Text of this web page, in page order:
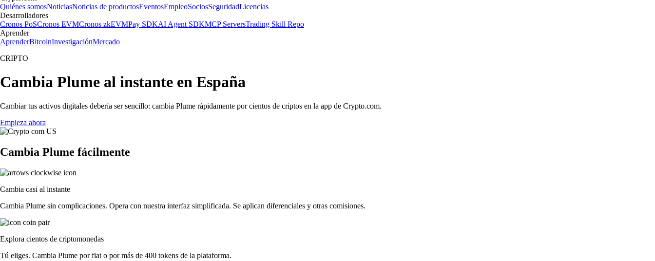
Quiénes somosNoticiasNoticias de productosEventosEmpleoSociosSeguridadLicencias
Desarrolladores
Cronos PoSCronos EVMCronos zkEVMPay SDKAI Agent SDKMCP ServersTrading Skill Repo
Aprender
AprenderBitcoinInvestigaciónMercado
CRIPTO
Cambia Plume al instante en España
Cambiar tus activos digitales debería ser sencillo: cambia Plume rápidamente por cientos de criptos en la app de Crypto.com.
Empieza ahora
Cambia Plume fácilmente
Cambia casi al instante
Cambia Plume sin complicaciones. Opera con nuestra interfaz simplificada. Se aplican diferenciales y otras comisiones.
Explora cientos de criptomonedas
Tú eliges. Cambia Plume por fiat o por más de 400 tokens de la plataforma.